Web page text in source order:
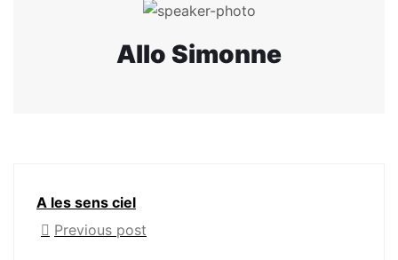
Allo Simonne
A les sens ciel
Previous post